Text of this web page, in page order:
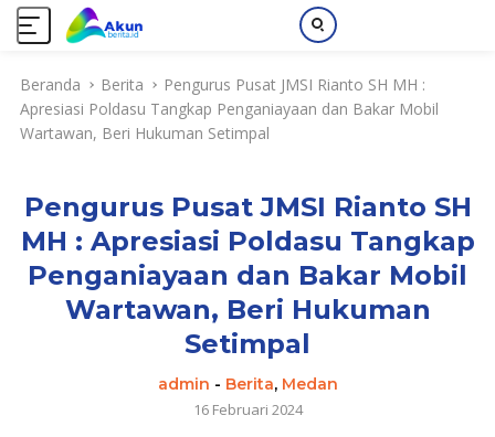
Beranda Berita
Pengurus Pusat JMSI Rianto SH MH :
Apresiasi Poldasu Tangkap Penganiayaan dan Bakar Mobil
Wartawan, Beri Hukuman Setimpal
Pengurus Pusat JMSI Rianto SH
MH : Apresiasi Poldasu Tangkap
Penganiayaan dan Bakar Mobil
Wartawan, Beri Hukuman
Setimpal
admin - Berita, Medan
16 Februari 2024